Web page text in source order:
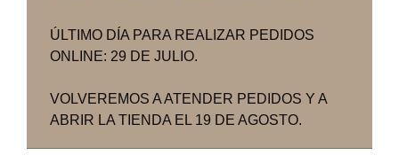
ÚLTIMO DÍA PARA REALIZAR PEDIDOS
ONLINE: 29 DE JULIO.
VOLVEREMOS A ATENDER PEDIDOS Y A
ABRIR LA TIENDA EL 19 DE AGOSTO.